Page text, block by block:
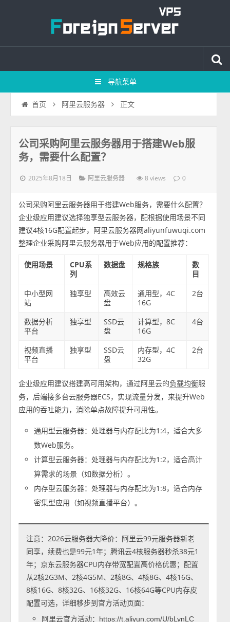
导航菜单
首页 阿里云服务器 正文
公司采购阿里云服务器用于搭建Web服
务，需要什么配置？
2025年8月18日 阿里云服务器 8 views 0
公司采购阿里云服务器用于搭建Web服务，需要什么配置？
企业级应用建议选择独享型云服务器，配根据使用场景不同
建议4核16G配置起步，阿里云服务器网aliyunfuwuqi.com
整理企业采购阿里云服务器用于Web应用的配置推荐：
使用场景
CPU系
列
数据盘 规格族
数
目
中小型网
站
独享型
高效云
盘
通用型，4C
16G
2台
数据分析
平台
独享型
SSD云
盘
计算型，8C
16G
4台
视频直播
平台
独享型
SSD云
盘
内存型，4C
32G
2台
企业级应用建议搭建高可用架构，通过阿里云的负载均衡服
务，后端接多台云服务器ECS，实现流量分发，来提升Web
应用的吞吐能力，消除单点故障提升可用性。
通用型云服务器：处理器与内存配比为1:4，适合大多
数Web服务。
计算型云服务器：处理器与内存配比为1:2，适合高计
算需求的场景（如数据分析）。
内存型云服务器：处理器与内存配比为1:8，适合内存
密集型应用（如视频直播平台）。
注意：2026云服务器大降价：阿里云99元服务器新老
同享，续费也是99元1年；腾讯云4核服务器秒杀38元1
年；京东云服务器CPU内存带宽配置高价格优惠；配置
从2核2G3M、2核4G5M、2核8G、4核8G、4核16G、
8核16G、8核32G、16核32G、16核64G等CPU内存皮
配置可选，详细移步到官方活动页面：
阿里云官方活动：
https://t.aliyun.com/U/bLynLC